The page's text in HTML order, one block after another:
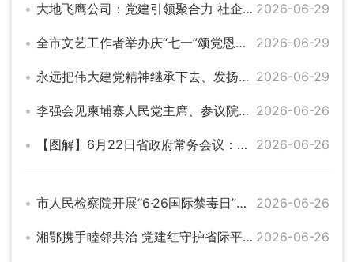
大地飞鹰公司：党建引领聚合力 社企同行践初心 2026-06-29
全市文艺工作者举办庆“七一”颂党恩文艺演出活动 2026-06-29
永远把伟大建党精神继承下去、发扬光大——习近平总书记引领弘扬光荣传统、赓续红色血脉 2026-06-29
李强会见柬埔寨人民党主席、参议院主席洪森 2026-06-26
【图解】6月22日省政府常务会议：研究部署法治政府建设、民营经济发展、农村集体经济组织发展等工作 2026-06-26
市人民检察院开展“6·26国际禁毒日”宣传活动 2026-06-26
湘鄂携手睦邻共治 党建红守护省际平安线 2026-06-26